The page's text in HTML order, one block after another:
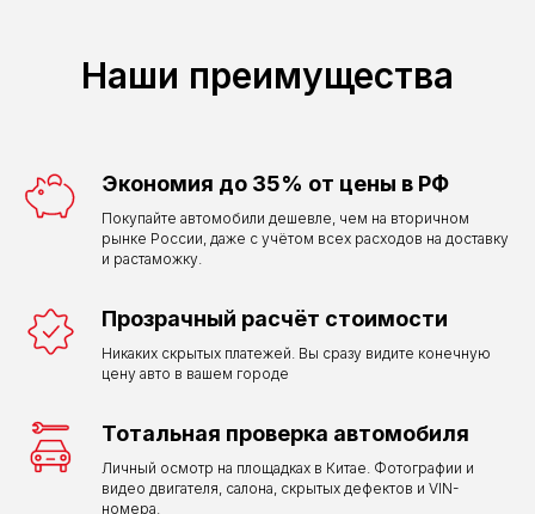
Наши преимущества
Экономия до 35% от цены в РФ
Покупайте автомобили дешевле, чем на вторичном
рынке России, даже с учётом всех расходов на доставку
и растаможку.
Прозрачный расчёт стоимости
Никаких скрытых платежей. Вы сразу видите конечную
цену авто в вашем городе
Тотальная проверка автомобиля
Личный осмотр на площадках в Китае. Фотографии и
видео двигателя, салона, скрытых дефектов и VIN-
номера.